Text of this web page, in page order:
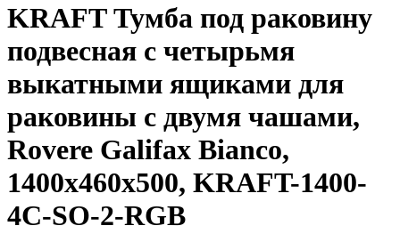
KRAFT Тумба под раковину
подвесная с четырьмя
выкатными ящиками для
раковины с двумя чашами,
Rovere Galifax Bianco,
1400x460x500, KRAFT-1400-
4C-SO-2-RGB